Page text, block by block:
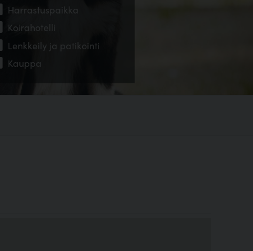
Harrastuspaikka
Koirahotelli
Lenkkeily ja patikointi
Kauppa